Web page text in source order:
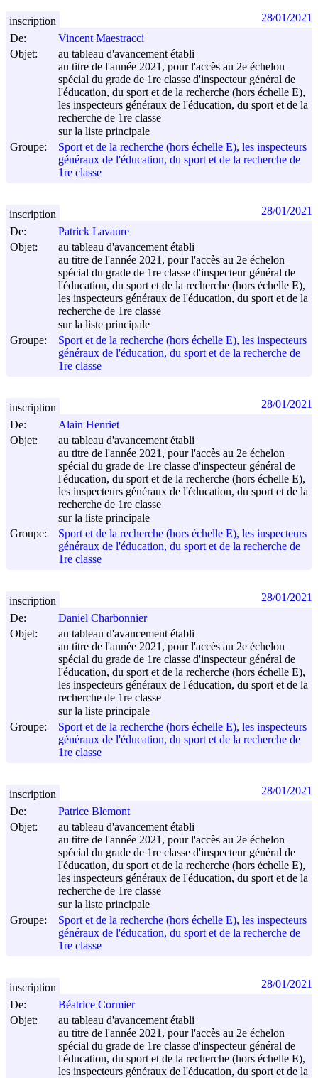
De:
Vincent Maestracci
Objet:
au tableau d'avancement établi
au titre de l'année 2021, pour l'accès au 2e échelon
spécial du grade de 1re classe d'inspecteur général de
l'éducation, du sport et de la recherche (hors échelle E),
les inspecteurs généraux de l'éducation, du sport et de la
recherche de 1re classe
sur la liste principale
Groupe:
Sport et de la recherche (hors échelle E), les inspecteurs
généraux de l'éducation, du sport et de la recherche de
1re classe
inscription 28/01/2021
De:
Patrick Lavaure
Objet:
au tableau d'avancement établi
au titre de l'année 2021, pour l'accès au 2e échelon
spécial du grade de 1re classe d'inspecteur général de
l'éducation, du sport et de la recherche (hors échelle E),
les inspecteurs généraux de l'éducation, du sport et de la
recherche de 1re classe
sur la liste principale
Groupe:
Sport et de la recherche (hors échelle E), les inspecteurs
généraux de l'éducation, du sport et de la recherche de
1re classe
inscription 28/01/2021
De:
Alain Henriet
Objet:
au tableau d'avancement établi
au titre de l'année 2021, pour l'accès au 2e échelon
spécial du grade de 1re classe d'inspecteur général de
l'éducation, du sport et de la recherche (hors échelle E),
les inspecteurs généraux de l'éducation, du sport et de la
recherche de 1re classe
sur la liste principale
Groupe:
Sport et de la recherche (hors échelle E), les inspecteurs
généraux de l'éducation, du sport et de la recherche de
1re classe
inscription 28/01/2021
De:
Daniel Charbonnier
Objet:
au tableau d'avancement établi
au titre de l'année 2021, pour l'accès au 2e échelon
spécial du grade de 1re classe d'inspecteur général de
l'éducation, du sport et de la recherche (hors échelle E),
les inspecteurs généraux de l'éducation, du sport et de la
recherche de 1re classe
sur la liste principale
Groupe:
Sport et de la recherche (hors échelle E), les inspecteurs
généraux de l'éducation, du sport et de la recherche de
1re classe
inscription 28/01/2021
De:
Patrice Blemont
Objet:
au tableau d'avancement établi
au titre de l'année 2021, pour l'accès au 2e échelon
spécial du grade de 1re classe d'inspecteur général de
l'éducation, du sport et de la recherche (hors échelle E),
les inspecteurs généraux de l'éducation, du sport et de la
recherche de 1re classe
sur la liste principale
Groupe:
Sport et de la recherche (hors échelle E), les inspecteurs
généraux de l'éducation, du sport et de la recherche de
1re classe
inscription 28/01/2021
De:
Béatrice Cormier
Objet:
au tableau d'avancement établi
au titre de l'année 2021, pour l'accès au 2e échelon
spécial du grade de 1re classe d'inspecteur général de
l'éducation, du sport et de la recherche (hors échelle E),
les inspecteurs généraux de l'éducation, du sport et de la
inscription 28/01/2021